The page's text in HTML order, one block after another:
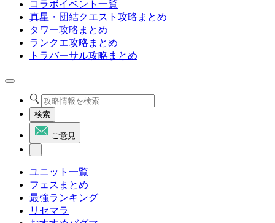
コラボイベント一覧
真星・団結クエスト攻略まとめ
タワー攻略まとめ
ランクエ攻略まとめ
トラバーサル攻略まとめ
検索
ご意見
ユニット一覧
フェスまとめ
最強ランキング
リセマラ